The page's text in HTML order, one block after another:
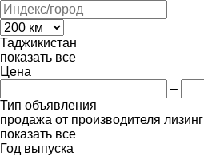
Таджикистан
показать все
Цена
–
Тип объявления
продажа от производителя лизинг
показать все
Год выпуска